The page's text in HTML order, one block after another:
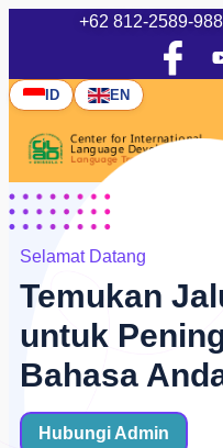
+62 812-2589-
ID EN
Selamat Datang
Temukan
untuk
Bahasa
Hubungi Admin